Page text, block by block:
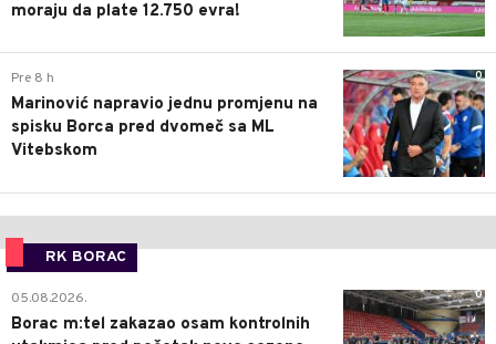
moraju da plate 12.750 evra!
0
Pre 8 h
Marinović napravio jednu promjenu na
spisku Borca pred dvomeč sa ML
Vitebskom
RK BORAC
0
05.08.2026.
Borac m:tel zakazao osam kontrolnih